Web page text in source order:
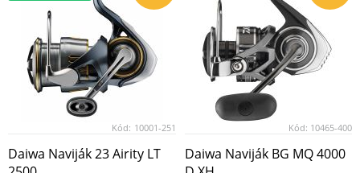
Kód: 10001-251
Daiwa Naviják 23 Airity LT
Kód: 10465-400
Daiwa Naviják BG MQ 4000